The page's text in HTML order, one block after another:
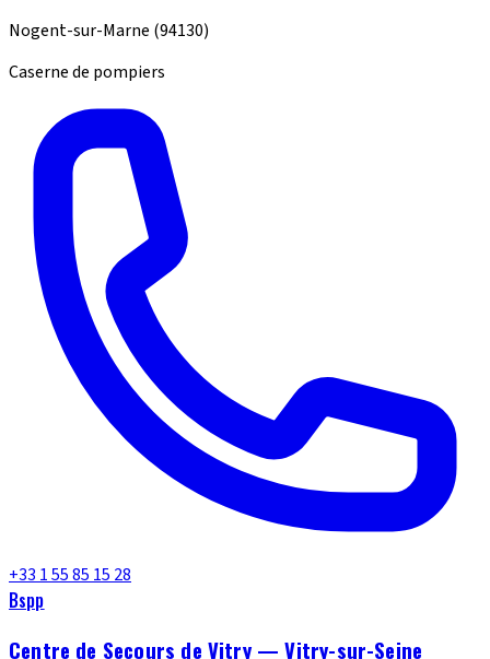
Nogent-sur-Marne (94130)
Caserne de pompiers
+33 1 55 85 15 28
Bspp
Centre de Secours de Vitry — Vitry-sur-Seine